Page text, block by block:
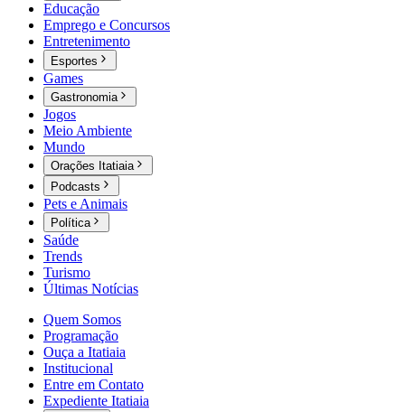
Educação
Emprego e Concursos
Entretenimento
Esportes
Games
Gastronomia
Jogos
Meio Ambiente
Mundo
Orações Itatiaia
Podcasts
Pets e Animais
Política
Saúde
Trends
Turismo
Últimas Notícias
Quem Somos
Programação
Ouça a Itatiaia
Institucional
Entre em Contato
Expediente Itatiaia